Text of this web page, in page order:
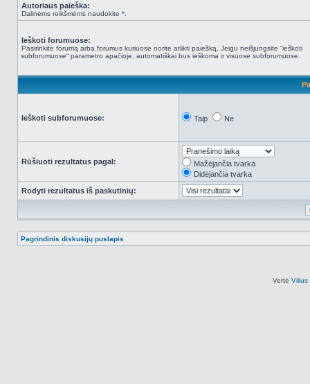
Autoriaus paieška:
Dalinėms reikšmėms naudokite *.
Ieškoti forumuose:
Pasirinkite forumą arba forumus kuriuose norite atlikti paiešką. Jeigu neišjungsite “ieškoti
subforumuose“ parametro apačioje, automatiškai bus ieškoma ir visuose subforumuose.
Ieškoti subforumuose: Taip Ne
Rūšiuoti rezultatus pagal:
Mažėjančia tvarka
Didėjančia tvarka
Rodyti rezultatus iš paskutinių:
Pagrindinis diskusijų puslapis
Vertė Vilius